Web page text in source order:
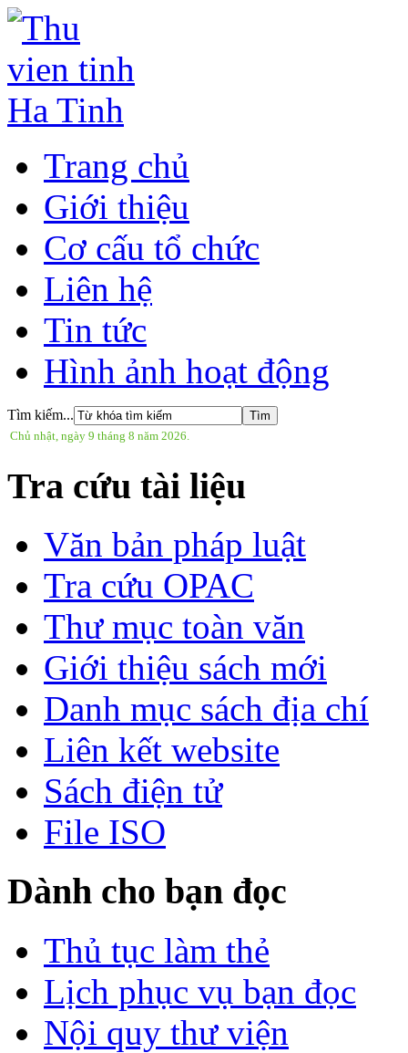
Trang chủ
Giới thiệu
Cơ cấu tổ chức
Liên hệ
Tin tức
Hình ảnh hoạt động
Tìm kiếm...
Chủ nhật, ngày 9 tháng 8 năm 2026.
Tra cứu tài liệu
Văn bản pháp luật
Tra cứu OPAC
Thư mục toàn văn
Giới thiệu sách mới
Danh mục sách địa chí
Liên kết website
Sách điện tử
File ISO
Dành cho bạn đọc
Thủ tục làm thẻ
Lịch phục vụ bạn đọc
Nội quy thư viện